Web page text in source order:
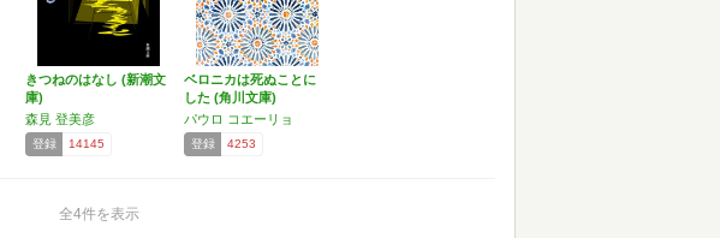
きつねのはなし (新潮文
庫)
森見 登美彦
登録 14145
ベロニカは死ぬことに
した (角川文庫)
パウロ コエーリョ
登録 4253
全4件を表示